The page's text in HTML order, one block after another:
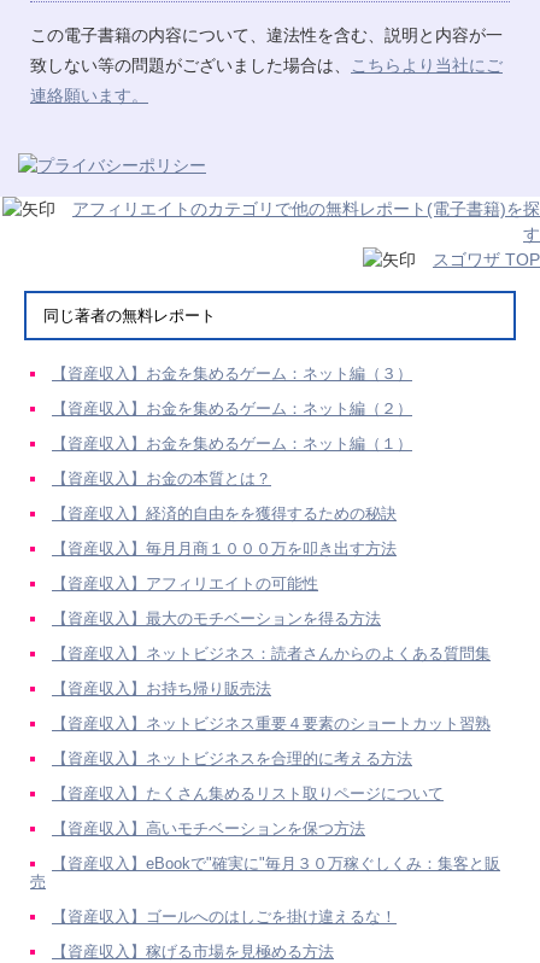
この電子書籍の内容について、違法性を含む、説明と内容が一
致しない等の問題がございました場合は、
こちらより当社にご
連絡願います。
アフィリエイトのカテゴリで他の無料レポート(電子書籍)を探
す
スゴワザ TOP
同じ著者の無料レポート
【資産収入】お金を集めるゲーム：ネット編（３）
【資産収入】お金を集めるゲーム：ネット編（２）
【資産収入】お金を集めるゲーム：ネット編（１）
【資産収入】お金の本質とは？
【資産収入】経済的自由をを獲得するための秘訣
【資産収入】毎月月商１０００万を叩き出す方法
【資産収入】アフィリエイトの可能性
【資産収入】最大のモチベーションを得る方法
【資産収入】ネットビジネス：読者さんからのよくある質問集
【資産収入】お持ち帰り販売法
【資産収入】ネットビジネス重要４要素のショートカット習熟
【資産収入】ネットビジネスを合理的に考える方法
【資産収入】たくさん集めるリスト取りページについて
【資産収入】高いモチベーションを保つ方法
【資産収入】eBookで"確実に"毎月３０万稼ぐしくみ：集客と販
売
【資産収入】ゴールへのはしごを掛け違えるな！
【資産収入】稼げる市場を見極める方法